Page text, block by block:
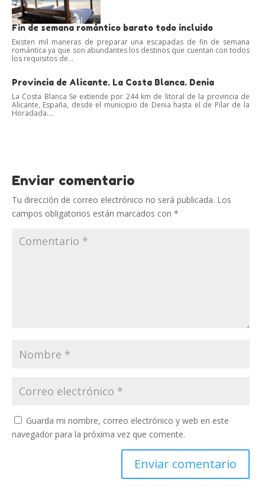
Fin de semana romántico barato todo incluido
Existen mil maneras de preparar una escapadas de fin de semana
romántica ya que son abundantes los destinos que cuentan con todos
los requisitos de...
Provincia de Alicante. La Costa Blanca. Denia
La Costa Blanca Se extiende por 244 km de litoral de la provincia de
Alicante, España, desde el municipio de Denia hasta el de Pilar de la
Horadada....
Enviar comentario
Tu dirección de correo electrónico no será publicada. Los
campos obligatorios están marcados con *
Guarda mi nombre, correo electrónico y web en este
navegador para la próxima vez que comente.